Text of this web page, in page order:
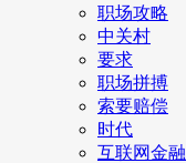
职场攻略
中关村
要求
职场拼搏
索要赔偿
时代
互联网金融